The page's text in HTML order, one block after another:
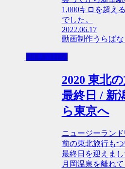
1,000キロを超え
でした。
2022.06.17
動画制作うらばな
-日本旅行記
2020 東北
最終日 / 新
ら東京へ
ニュージーランド
前の東北旅行もつ
最終日を迎えまし
月岡温泉を離れ